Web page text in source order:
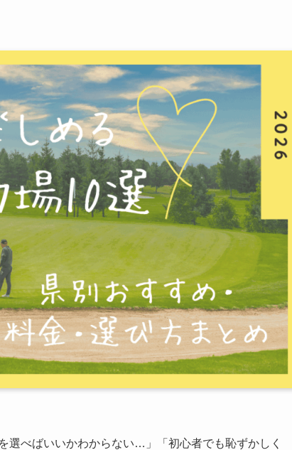
選べばいいかわからない…」「初心者でも恥ずかしく